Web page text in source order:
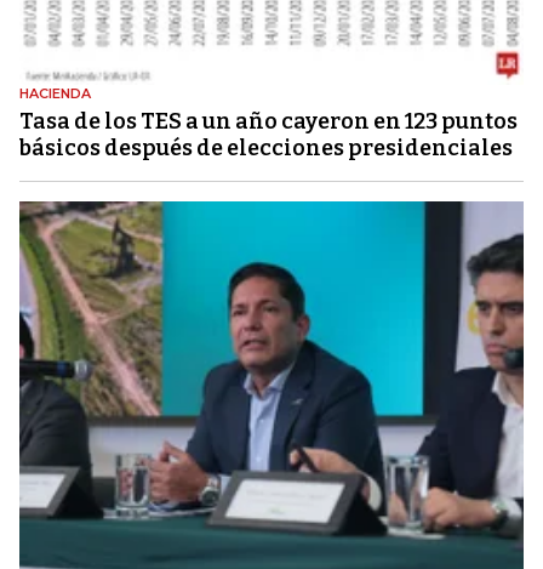
HACIENDA
Tasa de los TES a un año cayeron en 123 puntos
básicos después de elecciones presidenciales